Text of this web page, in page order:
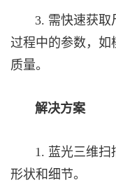
3. 需快速获取
过程中的参数，如
质量。
解决方案
1. 蓝光三维扫
形状和细节。